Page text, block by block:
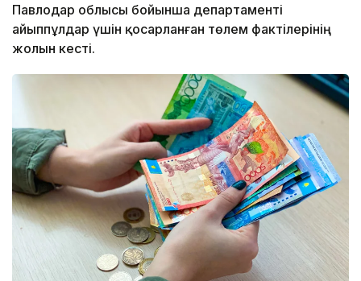
Павлодар облысы бойынша департаменті
айыппұлдар үшін қосарланған төлем фактілерінің
жолын кесті.